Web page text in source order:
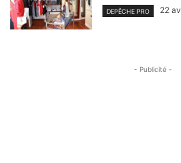
DEPÊCHE PRO 22
- Publicité -